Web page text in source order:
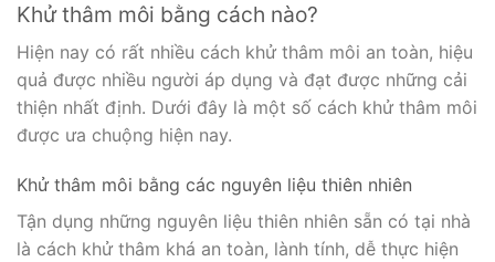
Khử thâm môi bằng cách nào?
Hiện nay có rất nhiều cách khử thâm môi an toàn, hiệu
quả được nhiều người áp dụng và đạt được những cải
thiện nhất định. Dưới đây là một số cách khử thâm môi
được ưa chuộng hiện nay.
Khử thâm môi bằng các nguyên liệu thiên nhiên
Tận dụng những nguyên liệu thiên nhiên sẵn có tại nhà
là cách khử thâm khá an toàn, lành tính, dễ thực hiện